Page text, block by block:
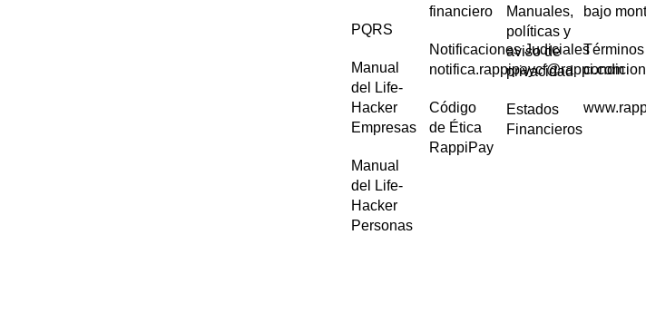
PQRS
Manual
del Life-
Hacker
Empresas
Manual
del Life-
Hacker
Personas
financiero
Notificaciones Judiciales
notifica.rappipaycf@rappi.com
Código
de Ética
RappiPay
Manuales,
políticas y
aviso de
privacidad
Estados
Financieros
bajo
Términos